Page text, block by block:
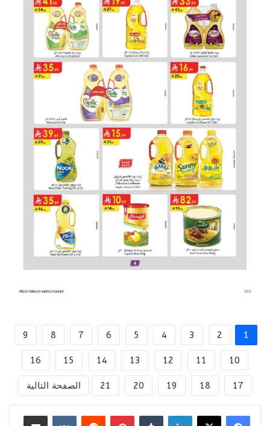
1
2
3
4
5
6
7
8
9
10
11
12
13
14
15
16
17
18
19
20
21 الصفحة التالية
لينكدإن بينتيريست مشاركة عبر البريد